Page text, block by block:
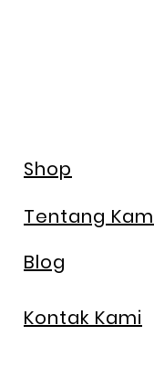
Shop
Tentang
Blog
Kontak Kami